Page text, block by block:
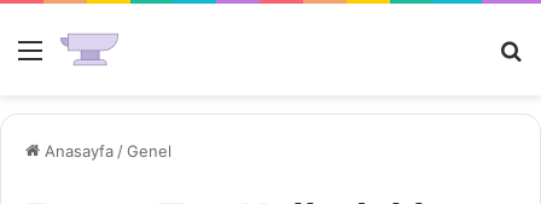
Menü
Anasayfa /Genel